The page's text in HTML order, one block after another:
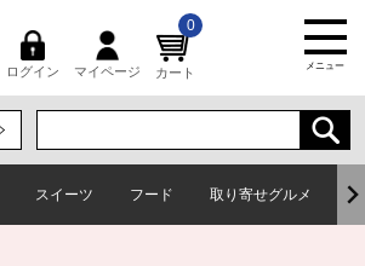
ログイン マイページ カート
0
メニュー
スイーツ フード 取り寄せグルメ